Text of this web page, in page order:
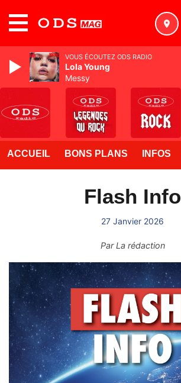
ACCUEIL BONS PLANS INFOS
Flash Info
27 Janvier 2026
ParLa rédaction
VOUS ÉCOUTEZ ODS RADIO
Lola Young
Messy